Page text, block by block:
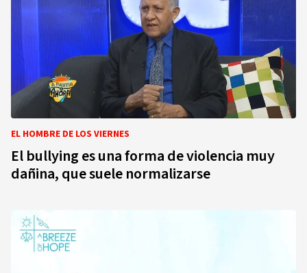
EL HOMBRE DE LOS VIERNES
El bullying es una forma de violencia muy
dañina, que suele normalizarse